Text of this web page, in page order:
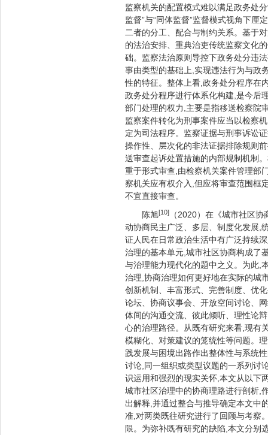
监察机关的配置模式难以满足政务处
监督”与“同体监督”监督模式视角下
二者的分工、配合与制约关系。基于
的法治安排、重典治吏传统监察文化
础。监察法治原则导控下政务处分违
事由类型的基础上,实现违法行为与政
性的特征。整体上看,政务处分程序在
政务处分程序进行体系化构建,是今后
部门处理的权力,主要是指移送检察院
监察案件转化为刑事案件应当以检察
定为司法程序。监察证据与刑事诉讼
操作性、层次化的非法证据排除规则
送审查起诉处置措施的内部规制机制
重于形式审查,由检察机关案件管理部
察机关应有权介入,但应将审查范围框
不宜直接审查。
陈旭[10]
（2020）在《城市社区
动协商民主广泛、多层、制度化发展,
证人民在日常政治生活中有广泛持续
治理的基本单元,城市社区协商构成了
与治理能力现代化的题中之义。为此,
治理,协商治理如何更好地在实际的城
创新机制、丰富形式、完善制度、优
论坛、协商议事会、开放空间讨论、
体间的沟通交流、彼此倾听、理性论
心的治理路径。从既有研究来看,现有
模糊化、对策建议的笼统性等问题。
践发展与困境出路作出整体性与系统
讨论,同一组织或类型议题的一系列讨
识运用和强烈的现实关怀,本文从以下
城市社区治理中的协商理路进行剖析,
出解释,并通过整合与推导确定本文中
准,对两类既往研究进行了回顾与考察
限。为弥补既有研究的缺陷,本文分别